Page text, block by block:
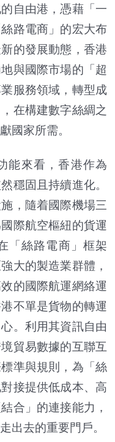
自由港，憑藉「一
路電商」的宏大布
的發展動態，香港
與國際市場的「超
服務領域，轉型成
在構建數字絲綢之
國家所需。
能來看，香港作為
穩固且持續進化。
，隨着國際機場三
際航空樞紐的貨運
「絲路電商」框架
大的製造業群體，
的國際航運網絡運
不單是貨物的轉運
。利用其資訊自由
貿易數據的互聯互
準與規則，為「絲
接提供低成本、高
合」的連接能力，
出去的重要門戶。